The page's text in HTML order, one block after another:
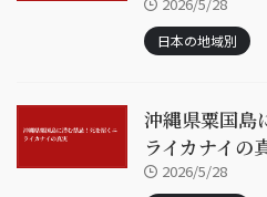
2026/5/28
日本の地域別
沖縄県粟国島
ライカナイの
2026/5/28